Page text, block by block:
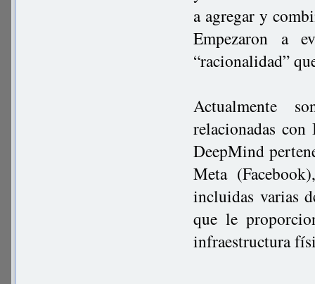
a agregar y
Empezaron a
“racionalidad”
Actualmente
relacionadas
DeepMind
Meta
incluidas varias
que le
infraestructura